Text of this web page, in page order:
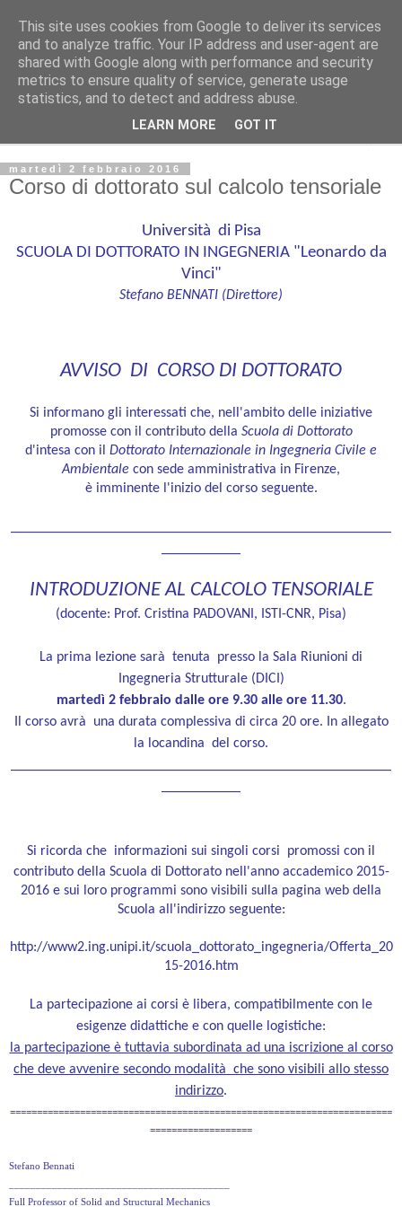
Dipartimento di Ingegneria Civile e Industriale :: Università
di Pisa :: Bacheca ufficiale
martedì 2 febbraio 2016
Corso di dottorato sul calcolo tensoriale
Università di Pisa
SCUOLA DI DOTTORATO IN INGEGNERIA "Leonardo da
Vinci"
Stefano BENNATI (Direttore)
AVVISO DI CORSO DI DOTTORATO
Si informano gli interessati che, nell'ambito delle iniziative
promosse con il contributo della Scuola di Dottorato
d'intesa con il Dottorato Internazionale in Ingegneria Civile e
Ambientale con sede amministrativa in Firenze,
è imminente l'inizio del corso seguente.
INTRODUZIONE AL CALCOLO TENSORIALE
(docente: Prof. Cristina PADOVANI, ISTI-CNR, Pisa)
La prima lezione sarà tenuta presso la Sala Riunioni di
Ingegneria Strutturale (DICI)
martedì 2 febbraio dalle ore 9.30 alle ore 11.30.
Il corso avrà una durata complessiva di circa 20 ore. In allegato
la locandina del corso.
Si ricorda che informazioni sui singoli corsi promossi con il
contributo della Scuola di Dottorato nell'anno accademico 2015-
2016 e sui loro programmi sono visibili sulla pagina web della
Scuola all'indirizzo seguente:
http://www2.ing.unipi.it/scuola_dottorato_ingegneria/Offerta_20
15-2016.htm
La partecipazione ai corsi è libera, compatibilmente con le
esigenze didattiche e con quelle logistiche:
la partecipazione è tuttavia subordinata ad una iscrizione al corso
che deve avvenire secondo modalità che sono visibili allo stesso
indirizzo.
=======================================================================
===================
Stefano Bennati
Full Professor of Solid and Structural Mechanics
This site uses cookies from Google to deliver its services
and to analyze traffic. Your IP address and user-agent are
shared with Google along with performance and security
metrics to ensure quality of service, generate usage
statistics, and to detect and address abuse.
LEARN MORE GOT IT